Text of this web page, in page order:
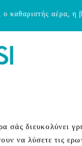
αέρα, η
σάς διευκολύνει
να λύσετε τις